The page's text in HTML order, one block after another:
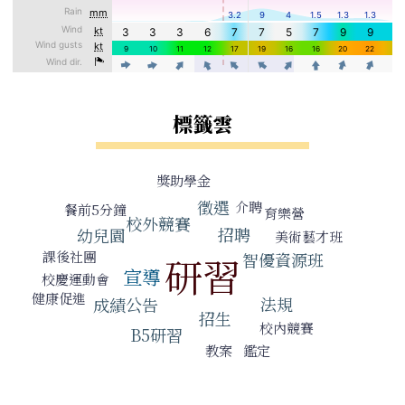
標籤雲
獎助學金
餐前5分鐘
校外競賽
徵選 介聘育樂營
幼兒園 招聘
美術藝才班
課後社團
宣導 研習智優資源班
校慶運動會
健康促進 成績公告
B5研習
招生
法規
校內競賽
教案
鑑定